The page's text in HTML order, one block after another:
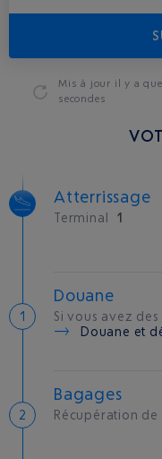
Mis à jour il y a
secondes
Atterrissage
Terminal 1
Douane
Si vous avez
Douane et
Bagages
Récupération